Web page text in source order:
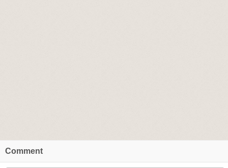
Comment